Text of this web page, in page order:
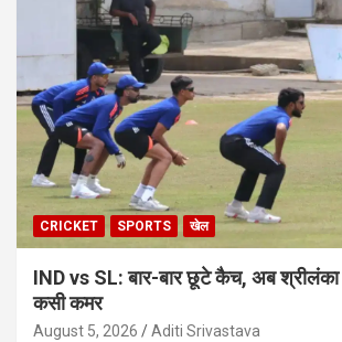
CRICKET SPORTS खेल
IND vs SL: बार-बार छूटे कैच, अब श्रीलंका
कसी कमर
August 5, 2026 Aditi Srivastava